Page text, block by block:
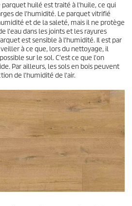
huilé est traité à l'huile, ce qui
de l'humidité. Le parquet vitrifié
et de la saleté, mais il ne protège
l'eau dans les joints et les rayures
est sensible à l'humidité. Il est par
à ce que, lors du nettoyage, il
sur le sol. C'est ce que l'on
Par ailleurs, les sols en bois peuvent
de l'humidité de l'air.